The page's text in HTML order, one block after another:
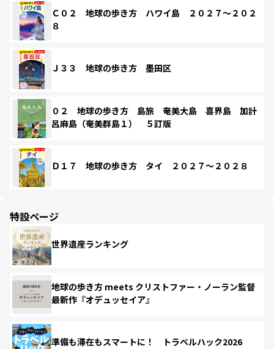
Ｃ０２ 地球の歩き方 ハワイ島 ２０２７～２０２
８
Ｊ３３ 地球の歩き方 墨田区
０２ 地球の歩き方 島旅 奄美大島 喜界島 加計
呂麻島（奄美群島１） ５訂版
Ｄ１７ 地球の歩き方 タイ ２０２７～２０２８
特設ページ
世界遺産ランキング
地球の歩き方 meets クリストファー・ノーラン監督
最新作『オデュッセイア』
準備も滞在もスマートに！ トラベルハック2026